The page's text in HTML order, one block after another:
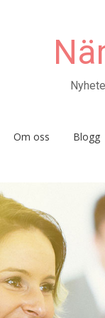
Om oss Blogg